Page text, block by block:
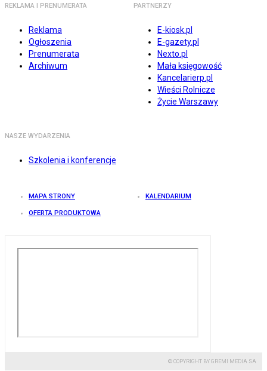
REKLAMA I PRENUMERATA
Reklama
Ogłoszenia
Prenumerata
Archiwum
PARTNERZY
E-kiosk.pl
E-gazety.pl
Nexto.pl
Mała księgowość
Kancelarierp.pl
Wieści Rolnicze
Życie Warszawy
NASZE WYDARZENIA
Szkolenia i konferencje
MAPA STRONY KALENDARIUM
OFERTA PRODUKTOWA
© COPYRIGHT BY GREMI MEDIA SA